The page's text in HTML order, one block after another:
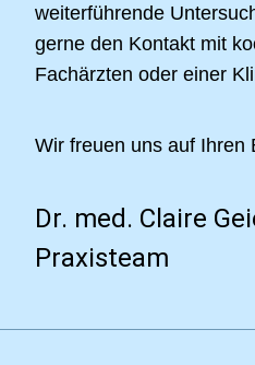
weiterführende
gerne den Kontakt mit
Fachärzten oder einer
Wir freuen uns auf Ihren
Dr. med. Claire
Praxisteam